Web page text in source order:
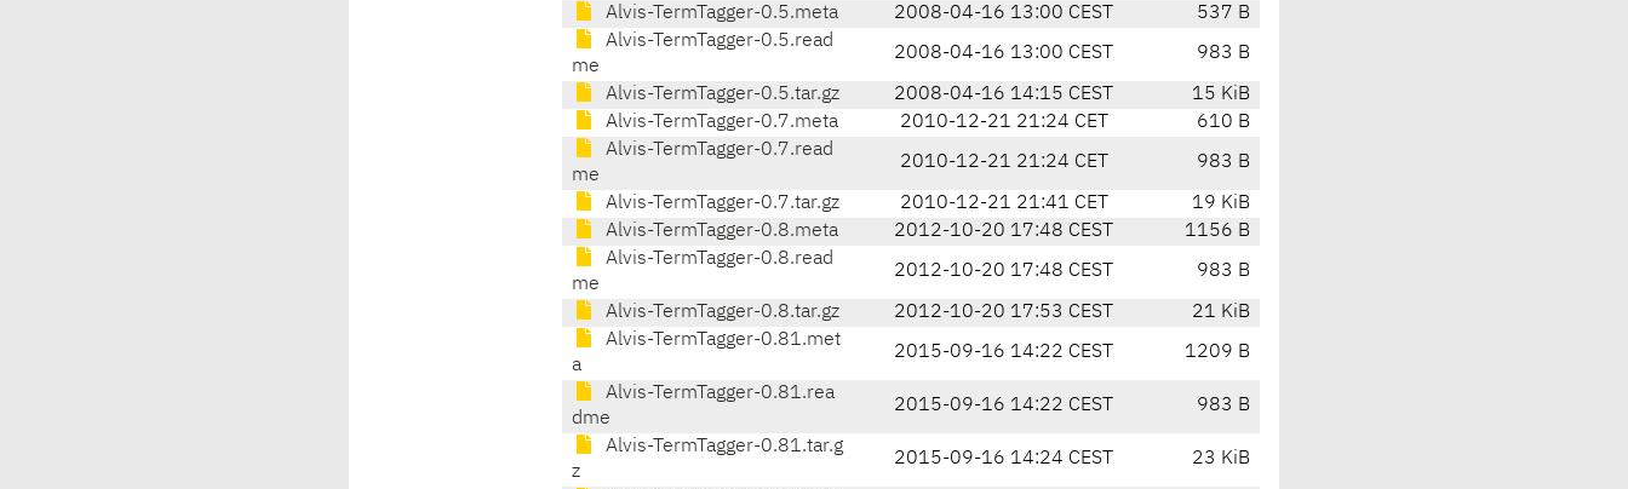
Alvis-TermTagger-0.5.meta 2008-04-16 13:00 CEST
537 B
Alvis-TermTagger-0.5.read
me
2008-04-16 13:00 CEST 983 B
Alvis-TermTagger-0.5.tar.gz 2008-04-16 14:15 CEST
15 KiB
Alvis-TermTagger-0.7.meta
2010-12-21 21:24 CET
610 B
Alvis-TermTagger-0.7.read
me
2010-12-21 21:24 CET 983 B
Alvis-TermTagger-0.7.tar.gz 2010-12-21 21:41 CET
19 KiB
Alvis-TermTagger-0.8.meta
2012-10-20 17:48 CEST
1156 B
Alvis-TermTagger-0.8.read
me
2012-10-20 17:48 CEST 983 B
Alvis-TermTagger-0.8.tar.gz 2012-10-20 17:53 CEST
21 KiB
Alvis-TermTagger-0.81.met
a
2015-09-16 14:22 CEST 1209 B
Alvis-TermTagger-0.81.rea
dme
2015-09-16 14:22 CEST 983 B
Alvis-TermTagger-0.81.tar.g
z
2015-09-16 14:24 CEST 23 KiB